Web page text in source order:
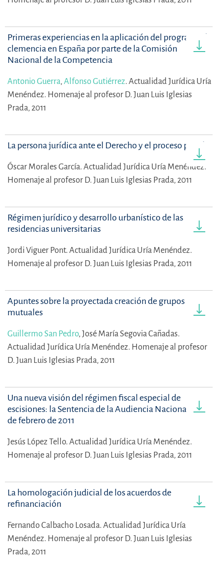
Primeras experiencias en la aplicación del programa de
clemencia en España por parte de la Comisión
Nacional de la Competencia
Antonio Guerra, Alfonso Gutiérrez. Actualidad Jurídica Uría
Menéndez. Homenaje al profesor D. Juan Luis Iglesias
Prada, 2011
La persona jurídica ante el Derecho y el proceso penal
Óscar Morales García. Actualidad Jurídica Uría Menéndez.
Homenaje al profesor D. Juan Luis Iglesias Prada, 2011
Régimen jurídico y desarrollo urbanístico de las
residencias universitarias
Jordi Viguer Pont. Actualidad Jurídica Uría Menéndez.
Homenaje al profesor D. Juan Luis Iglesias Prada, 2011
Apuntes sobre la proyectada creación de grupos
mutuales
Guillermo San Pedro, José María Segovia Cañadas.
Actualidad Jurídica Uría Menéndez. Homenaje al profesor
D. Juan Luis Iglesias Prada, 2011
Una nueva visión del régimen fiscal especial de
escisiones: la Sentencia de la Audiencia Nacional de 16
de febrero de 2011
Jesús López Tello. Actualidad Jurídica Uría Menéndez.
Homenaje al profesor D. Juan Luis Iglesias Prada, 2011
La homologación judicial de los acuerdos de
refinanciación
Fernando Calbacho Losada. Actualidad Jurídica Uría
Menéndez. Homenaje al profesor D. Juan Luis Iglesias
Prada, 2011